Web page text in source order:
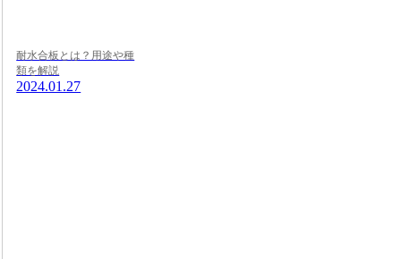
耐水合板とは？用途や種
類を解説
2024.01.27